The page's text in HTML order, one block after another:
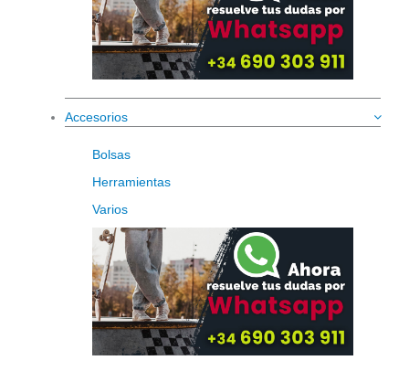
Accesorios
Bolsas
Herramientas
Varios